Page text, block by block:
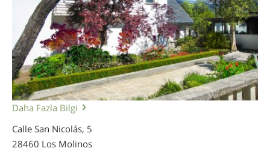
Daha Fazla Bilgi
Calle San Nicolás, 5
28460 Los Molinos